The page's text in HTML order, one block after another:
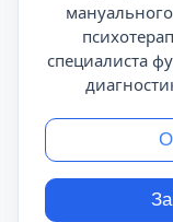
специалиста